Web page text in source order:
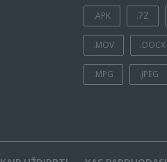
.APK .7Z
.MOV .DOCX
.MPG .JPEG